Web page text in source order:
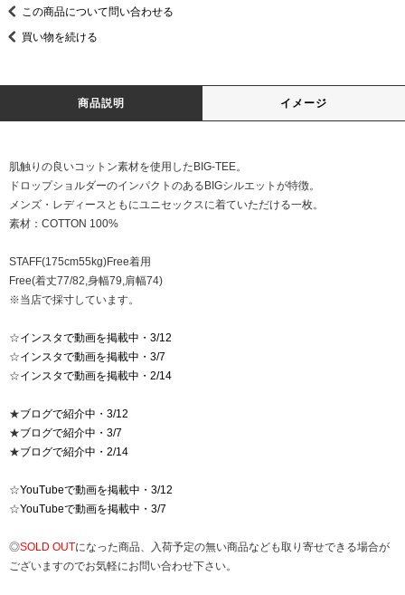
この商品について問い合わせる
買い物を続ける
商品説明 イメージ
肌触りの良いコットン素材を使用したBIG-TEE。
ドロップショルダーのインパクトのあるBIGシルエットが特徴。
メンズ・レディースともにユニセックスに着ていただける一枚。
素材：COTTON 100%
STAFF(175cm55kg)Free着用
Free(着丈77/82,身幅79,肩幅74)
※当店で採寸しています。
☆インスタで動画を掲載中・3/12
☆インスタで動画を掲載中・3/7
☆インスタで動画を掲載中・2/14
★ブログで紹介中・3/12
★ブログで紹介中・3/7
★ブログで紹介中・2/14
☆YouTubeで動画を掲載中・3/12
☆YouTubeで動画を掲載中・3/7
◎SOLD OUTになった商品、入荷予定の無い商品なども取り寄せできる場合が
ございますのでお気軽にお問い合わせ下さい。